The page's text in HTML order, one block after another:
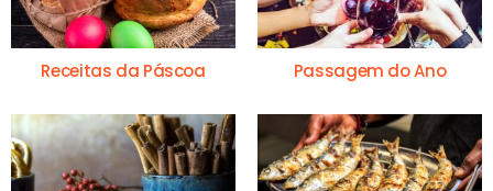
Receitas da Páscoa Passagem do Ano